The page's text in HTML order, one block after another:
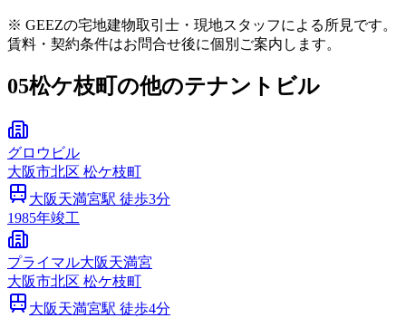
※ GEEZの宅地建物取引士・現地スタッフによる所見です。
賃料・契約条件はお問合せ後に個別ご案内します。
05松ケ枝町の他のテナントビル
グロウビル
大阪市北区 松ケ枝町
大阪天満宮駅 徒歩3分
1985年竣工
プライマル大阪天満宮
大阪市北区 松ケ枝町
大阪天満宮駅 徒歩4分